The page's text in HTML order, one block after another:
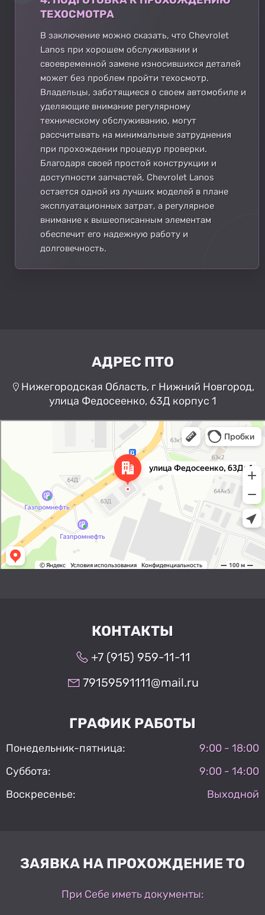
ТЕХОСМОТРА
В заключение можно сказать, что Chevrolet
Lanos при хорошем обслуживании и
своевременной замене износившихся деталей
может без проблем пройти техосмотр.
Владельцы, заботящиеся о своем автомобиле и
уделяющие внимание регулярному
техническому обслуживанию, могут
рассчитывать на минимальные затруднения
при прохождении процедур проверки.
Благодаря своей простой конструкции и
доступности запчастей, Chevrolet Lanos
остается одной из лучших моделей в плане
эксплуатационных затрат, а регулярное
внимание к вышеописанным элементам
обеспечит его надежную работу и
долговечность.
АДРЕС ПТО
Нижегородская Область, г Нижний Новгород,
улица Федосеенко, 63Д корпус 1
Нижний Новгород
Улица Федосеенко, 63Дк1 —
Яндекс Карты
КОНТАКТЫ
+7 (915) 959-11-11
79159591111@mail.ru
ГРАФИК РАБОТЫ
Понедельник-пятница:
9:00 - 18:00
Суббота:
9:00 - 14:00
Воскресенье:
Выходной
ЗАЯВКА НА ПРОХОЖДЕНИЕ ТО
При Себе иметь документы: